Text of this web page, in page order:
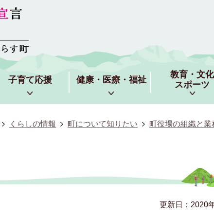
子育て応援 健康・医療・福祉
教育・文化
スポーツ
くらしの情報 町について知りたい 町役場の組織と業
更新日：2020